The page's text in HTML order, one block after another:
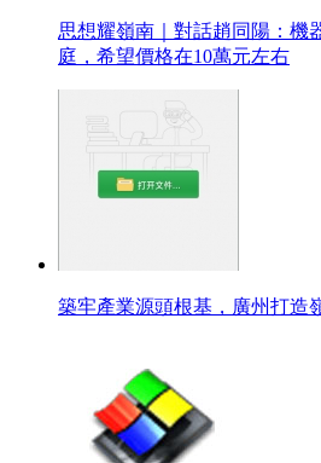
思想耀嶺南｜對話趙同陽：機
庭，希望價格在10萬元左右
築牢產業源頭根基，廣州打造